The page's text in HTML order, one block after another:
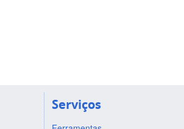
Serviços